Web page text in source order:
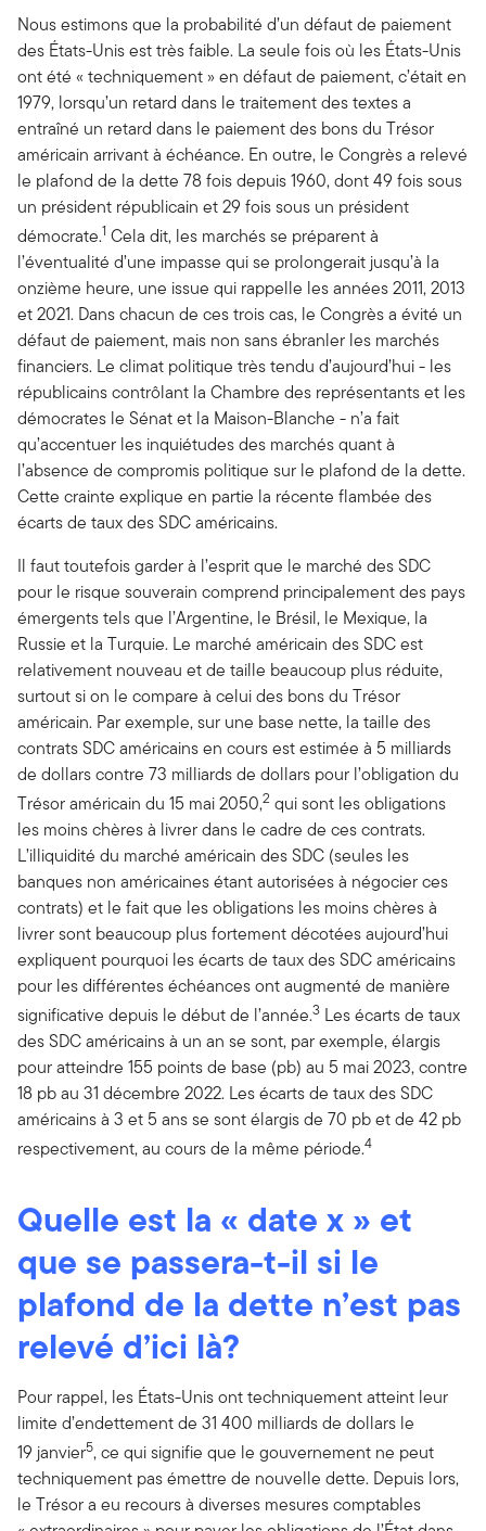
Nous estimons que la probabilité d’un défaut de paiement
des États-Unis est très faible. La seule fois où les États-Unis
ont été « techniquement » en défaut de paiement, c’était en
1979, lorsqu’un retard dans le traitement des textes a
entraîné un retard dans le paiement des bons du Trésor
américain arrivant à échéance. En outre, le Congrès a relevé
le plafond de la dette 78 fois depuis 1960, dont 49 fois sous
un président républicain et 29 fois sous un président
démocrate.1 Cela dit, les marchés se préparent à
l’éventualité d’une impasse qui se prolongerait jusqu’à la
onzième heure, une issue qui rappelle les années 2011, 2013
et 2021. Dans chacun de ces trois cas, le Congrès a évité un
défaut de paiement, mais non sans ébranler les marchés
financiers. Le climat politique très tendu d’aujourd’hui - les
républicains contrôlant la Chambre des représentants et les
démocrates le Sénat et la Maison-Blanche - n’a fait
qu’accentuer les inquiétudes des marchés quant à
l’absence de compromis politique sur le plafond de la dette.
Cette crainte explique en partie la récente flambée des
écarts de taux des SDC américains.
Il faut toutefois garder à l’esprit que le marché des SDC
pour le risque souverain comprend principalement des pays
émergents tels que l’Argentine, le Brésil, le Mexique, la
Russie et la Turquie. Le marché américain des SDC est
relativement nouveau et de taille beaucoup plus réduite,
surtout si on le compare à celui des bons du Trésor
américain. Par exemple, sur une base nette, la taille des
contrats SDC américains en cours est estimée à 5 milliards
de dollars contre 73 milliards de dollars pour l’obligation du
Trésor américain du 15 mai 2050,2 qui sont les obligations
les moins chères à livrer dans le cadre de ces contrats.
L’illiquidité du marché américain des SDC (seules les
banques non américaines étant autorisées à négocier ces
contrats) et le fait que les obligations les moins chères à
livrer sont beaucoup plus fortement décotées aujourd’hui
expliquent pourquoi les écarts de taux des SDC américains
pour les différentes échéances ont augmenté de manière
significative depuis le début de l’année.3 Les écarts de taux
des SDC américains à un an se sont, par exemple, élargis
pour atteindre 155 points de base (pb) au 5 mai 2023, contre
18 pb au 31 décembre 2022. Les écarts de taux des SDC
américains à 3 et 5 ans se sont élargis de 70 pb et de 42 pb
respectivement, au cours de la même période.4
Quelle est la « date x » et
que se passera-t-il si le
plafond de la dette n’est pas
relevé d’ici là?
Pour rappel, les États-Unis ont techniquement atteint leur
limite d’endettement de 31 400 milliards de dollars le
19 janvier5, ce qui signifie que le gouvernement ne peut
techniquement pas émettre de nouvelle dette. Depuis lors,
le Trésor a eu recours à diverses mesures comptables